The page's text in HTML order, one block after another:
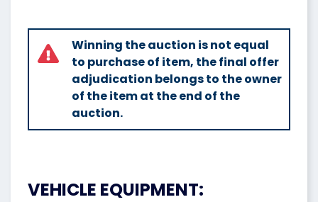
Winning the auction is not equal
to purchase of item, the final offer
adjudication belongs to the owner
of the item at the end of the
auction.
VEHICLE EQUIPMENT: